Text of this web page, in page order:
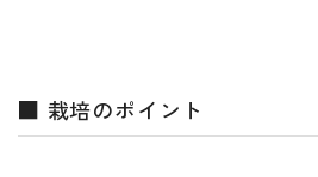
■ 栽培のポイント